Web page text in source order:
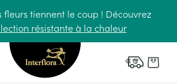
fleurs tiennent le coup ! Découvrez
résistante à la chaleur
Interflora - livraison